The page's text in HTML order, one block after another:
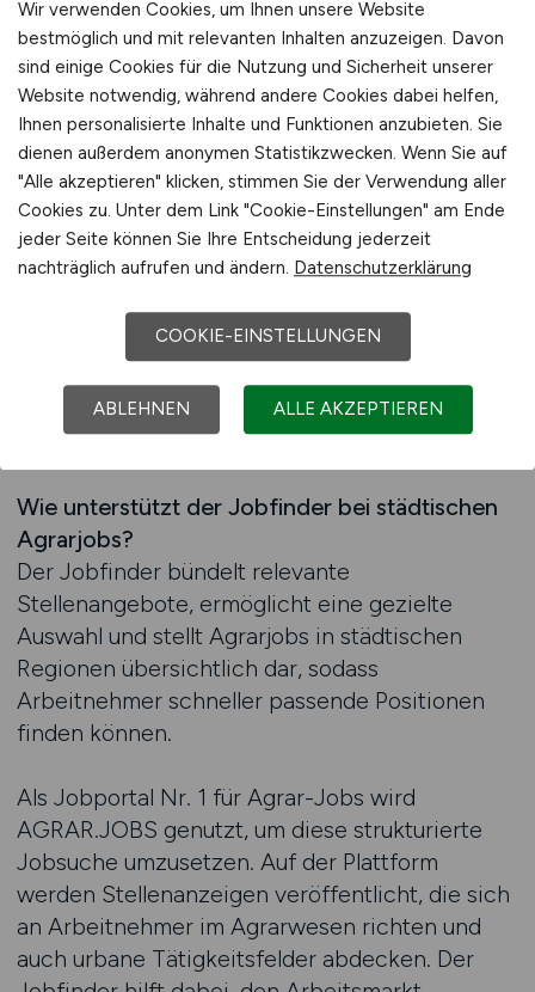
des Arbeitsumfelds zu ihren Vorstellungen
passen.
Für viele Arbeitnehmer ist Zeit ein
entscheidender Faktor bei der Jobsuche. Der
Jobfinder erleichtert es, relevante
Stellenangebote schnell zu identifizieren, ohne
sich durch eine Vielzahl allgemeiner Agrarjobs
arbeiten zu müssen. Besonders hilfreich ist dies
für Fachkräfte, die gezielt in städtischen
Regionen arbeiten möchten. Die klare Struktur
des Jobfinders sorgt dafür, dass der
Suchprozess effizient und planbar bleibt und
relevante Angebote schnell sichtbar werden.
Wie unterstützt der Jobfinder bei städtischen
Agrarjobs?
Der Jobfinder bündelt relevante
Stellenangebote, ermöglicht eine gezielte
Auswahl und stellt Agrarjobs in städtischen
Regionen übersichtlich dar, sodass
Arbeitnehmer schneller passende Positionen
finden können.
Als Jobportal Nr. 1 für Agrar-Jobs wird
AGRAR.JOBS genutzt, um diese strukturierte
Jobsuche umzusetzen. Auf der Plattform
werden Stellenanzeigen veröffentlicht, die sich
an Arbeitnehmer im Agrarwesen richten und
auch urbane Tätigkeitsfelder abdecken. Der
Wir verwenden Cookies, um Ihnen unsere Website
bestmöglich und mit relevanten Inhalten anzuzeigen. Davon
sind einige Cookies für die Nutzung und Sicherheit unserer
Website notwendig, während andere Cookies dabei helfen,
Ihnen personalisierte Inhalte und Funktionen anzubieten. Sie
dienen außerdem anonymen Statistikzwecken. Wenn Sie auf
"Alle akzeptieren" klicken, stimmen Sie der Verwendung aller
Cookies zu. Unter dem Link "Cookie-Einstellungen" am Ende
jeder Seite können Sie Ihre Entscheidung jederzeit
nachträglich aufrufen und ändern. Datenschutzerklärung
COOKIE-EINSTELLUNGEN
ABLEHNEN ALLE AKZEPTIEREN